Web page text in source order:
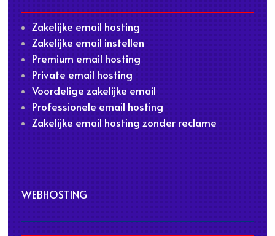
Zakelijke email hosting
Zakelijke email instellen
Premium email hosting
Private email hosting
Voordelige zakelijke email
Professionele email hosting
Zakelijke email hosting zonder reclame
WEBHOSTING